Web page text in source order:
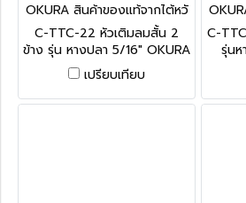
OKURA สินค้าของแท้จากไต้หวั
น C-TTC-22
C-TTC-22 หัวเติมลมสั้น 2
ข้าง รุ่น หางปลา 5/16" OKURA
เปรียบเทียบ
C-
รุ่นห